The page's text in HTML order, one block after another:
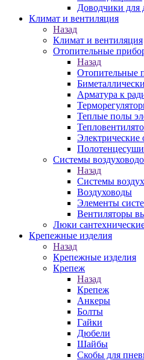
Доводчики для
Климат и вентиляция
Назад
Климат и вентиляция
Отопительные
Назад
Отопительные
Арматура к
Теплые полы
Электрические
Системы
Назад
Системы
Воздуховоды
Элементы
Вентиляторы
Люки
Крепежные изделия
Назад
Крепежные изделия
Крепеж
Назад
Крепеж
Анкеры
Болты
Гайки
Дюбели
Шайбы
Скобы для